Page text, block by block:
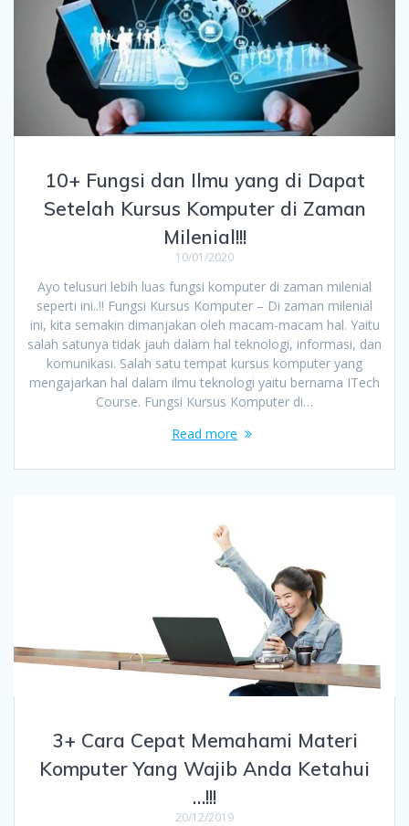
10+ Fungsi dan Ilmu yang di Dapat
Setelah Kursus Komputer di Zaman
Milenial!!!
10/01/2020
Ayo telusuri lebih luas fungsi komputer di zaman milenial
seperti ini..!! Fungsi Kursus Komputer – Di zaman milenial
ini, kita semakin dimanjakan oleh macam-macam hal. Yaitu
salah satunya tidak jauh dalam hal teknologi, informasi, dan
komunikasi. Salah satu tempat kursus komputer yang
mengajarkan hal dalam ilmu teknologi yaitu bernama ITech
Course. Fungsi Kursus Komputer di…
Read more
3+ Cara Cepat Memahami Materi
Komputer Yang Wajib Anda Ketahui
…!!!
20/12/2019